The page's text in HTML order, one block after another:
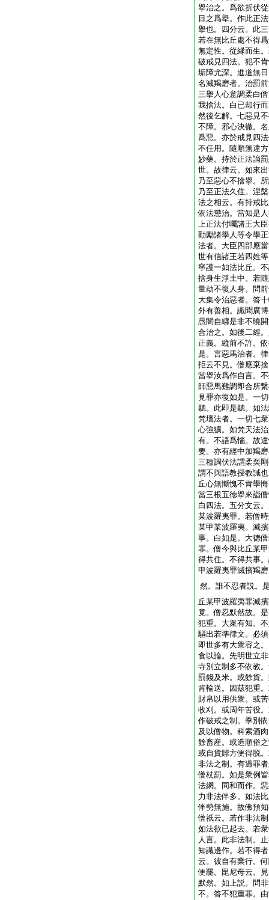
擧治之。爲欲折伏
目之爲擧。作此正
擧也。四分云。此
若在無比丘處不得
無定性。從縁而生
破戒見四法。犯不
垢障尤深。進道無
名滅羯磨者。治罰
三擧人心意調柔白
我捨法。白已却行
然後乞解。七惡見
不障。邪心決徹。
爲惡。亦於戒見四
不任用。隨順無違
妙藥。持於正法謫
世。故律云。如來
乃至惡心不捨擧。
乃至正法久住。涅
法之相云。有持戒
依法懲治。當知是
上正法付囑諸王大
勸勵諸學人等令學
法者。大臣四部應
世有信諸王若四姓
寧護一如法比丘。
捨身生淨土中。若
量劫不復人身。問
大集令治惡者。答
外有善相。識聞廣
愚闇自纒是非不曉
合治之。如後二經
正義。縱前不許。
是。言惡馬治者。
拒云不見。僧應棄
當擧汝爲作自言。
師惡馬難調即合所
見罪亦復如是。一
聽。此即是聽。如
梵壇法者。一切七
心強獷。如梵天法
有。不語爲惱。故
要。亦有經中加羯
三種調伏法謂柔耎
謂不與語教授教誡
丘心無慚愧不肯學
當三根五徳擧來詣
白四法。五分文云
某波羅夷罪。若僧
某甲某波羅夷。滅
事。白如是。大徳
罪。僧今與比丘某
得共住。不得共事
甲波羅夷罪滅擯羯
然。誰不忍者説。
丘某甲波羅夷罪滅
竟。僧忍默然故。
犯重。大衆有知。
驅出若準律文。必
即世多有大衆容之
食以論。先明世立
寺別立制多不依教
罰錢及米。或餘貨
肯輸送。因茲犯重
財帛以用供衆。或
收刈。或周年苦役
作破戒之制。季別
及以僧物。科索酒
餘畜産。或造順俗
或自貨賕方便得脱
非法之制。有過罪
僧杖罰。如是衆例
法網。同和而作。
力非法伴多。如法
伴勢無施。故佛預
僧祇云。若作非法
如法欲已起去。若
人言。此非法制。
知識邊作。若不得
云。彼自有業行。
便罷。毘尼母云。
默然。如上説。問
不。答不犯重罪。